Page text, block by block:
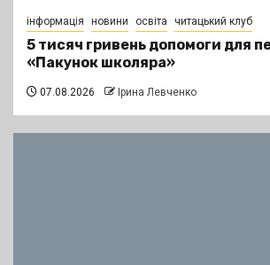
інформація новини освіта читацький клуб
5 тисяч гривень допомоги для
«Пакунок школяра»
07.08.2026 Ірина Левченко